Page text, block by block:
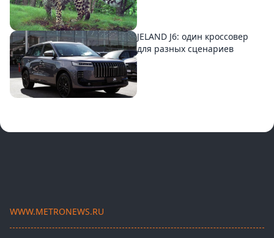
JELAND J6: один кроссовер
для разных сценариев
WWW.METRONEWS.RU